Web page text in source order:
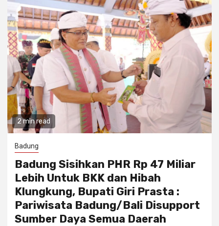
2 min read
Badung
Badung Sisihkan PHR Rp 47 Miliar
Lebih Untuk BKK dan Hibah
Klungkung, Bupati Giri Prasta :
Pariwisata Badung/Bali Disupport
Sumber Daya Semua Daerah